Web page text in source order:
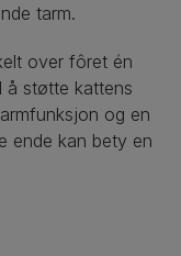
tarm.
over fôret én
å støtte kattens
og en
ende kan bety en